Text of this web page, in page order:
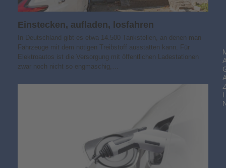
Einstecken, aufladen, losfahren
In Deutschland gibt es etwa 14.500 Tankstellen, an denen man
Fahrzeuge mit dem nötigen Treibstoff ausstatten kann. Für
Elektroautos ist die Versorgung mit öffentlichen Ladestationen
zwar noch nicht so engmaschig,…
I